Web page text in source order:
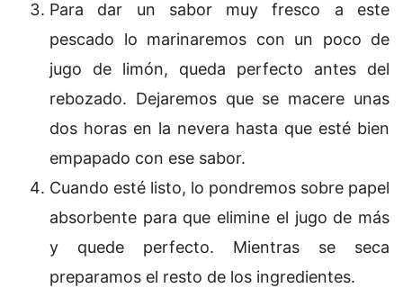
Para dar un sabor muy fresco a este
pescado lo marinaremos con un poco de
jugo de limón, queda perfecto antes del
rebozado. Dejaremos que se macere unas
dos horas en la nevera hasta que esté bien
empapado con ese sabor.
Cuando esté listo, lo pondremos sobre papel
absorbente para que elimine el jugo de más
y quede perfecto. Mientras se seca
preparamos el resto de los ingredientes.